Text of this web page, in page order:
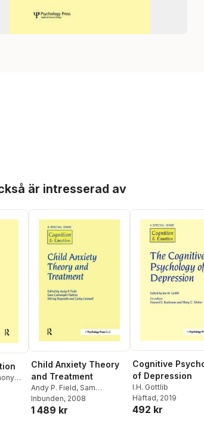
är intresserad av
Child Anxiety Theory
and Treatment
Andy P. Field, Sam
Cartwright-Hatton
Inbunden, 2008
1 489 kr
Cognitive
of Depression
I.H. Gottlib
Häftad, 2019
492 kr